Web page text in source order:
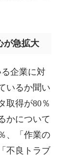
が急拡大
企業に対
いるか聞い
取得が80％
かについて
、「作業の
不良トラブ